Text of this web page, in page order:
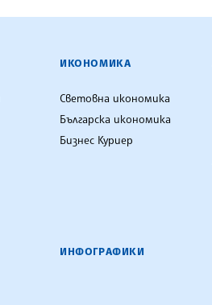
ИКОНОМИКА
Световна икономика
Българска икономика
Бизнес Куриер
ИНФОГРАФИКИ